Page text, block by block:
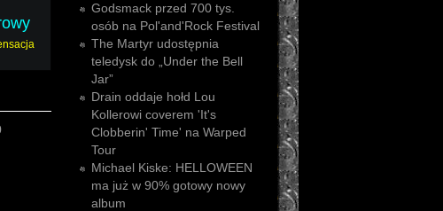
Godsmack przed 700 tys.
osób na Pol'and'Rock Festival
The Martyr udostępnia
teledysk do „Under the Bell
Jar”
Drain oddaje hołd Lou
Kollerowi coverem 'It's
Clobberin' Time' na Warped
Tour
Michael Kiske: HELLOWEEN
ma już w 90% gotowy nowy
album